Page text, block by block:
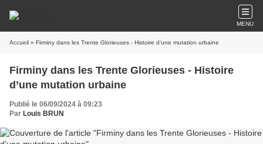
MENU
Accueil » Firminy dans les Trente Glorieuses - Histoire d’une mutation urbaine
Firminy dans les Trente Glorieuses - Histoire
d’une mutation urbaine
Publié le 06/09/2024 à 09:23
Par Louis BRUN